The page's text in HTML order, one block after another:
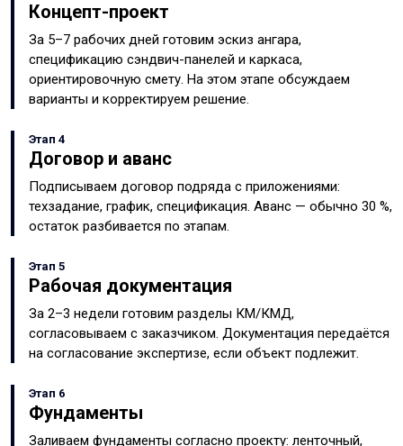
Концепт-проект
За 5–7 рабочих дней готовим эскиз ангара,
спецификацию сэндвич-панелей и каркаса,
ориентировочную смету. На этом этапе обсуждаем
варианты и корректируем решение.
Этап 4
Договор и аванс
Подписываем договор подряда с приложениями:
техзадание, график, спецификация. Аванс — обычно 30 %,
остаток разбивается по этапам.
Этап 5
Рабочая документация
За 2–3 недели готовим разделы КМ/КМД,
согласовываем с заказчиком. Документация передаётся
на согласование экспертизе, если объект подлежит.
Этап 6
Фундаменты
Заливаем фундаменты согласно проекту: ленточный,